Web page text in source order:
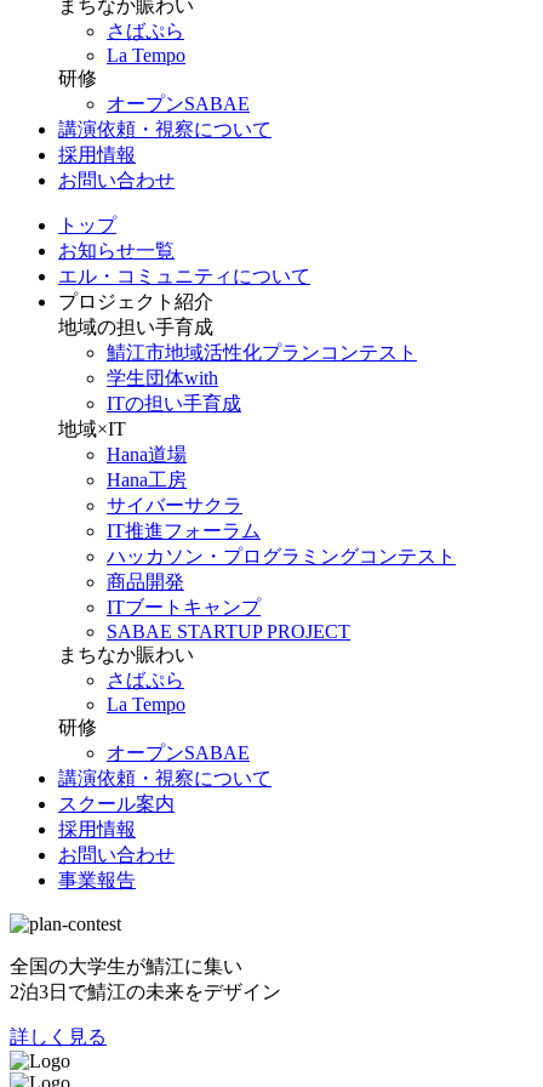
まちなか賑わい
さばぷら
La Tempo
研修
オープンSABAE
講演依頼・視察について
採用情報
お問い合わせ
トップ
お知らせ一覧
エル・コミュニティについて
プロジェクト紹介
地域の担い手育成
鯖江市地域活性化プランコンテスト
学生団体with
ITの担い手育成
地域×IT
Hana道場
Hana工房
サイバーサクラ
IT推進フォーラム
ハッカソン・プログラミングコンテスト
商品開発
ITブートキャンプ
SABAE STARTUP PROJECT
まちなか賑わい
さばぷら
La Tempo
研修
オープンSABAE
講演依頼・視察について
スクール案内
採用情報
お問い合わせ
事業報告
全国の大学生が鯖江に集い
2泊3日で鯖江の未来をデザイン
詳しく見る